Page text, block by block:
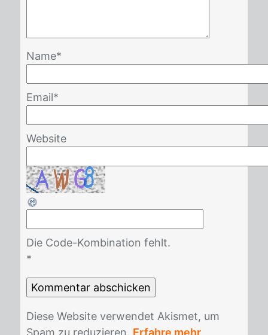
Name*
Email*
Website
Die Code-Kombination fehlt.
*
Die­se Web­site ver­wen­det Akis­met, um
Spam zu re­du­zie­ren. Erfahre mehr